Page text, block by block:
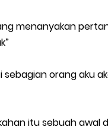
menanyakan
sebagian orang aku
itu sebuah awal